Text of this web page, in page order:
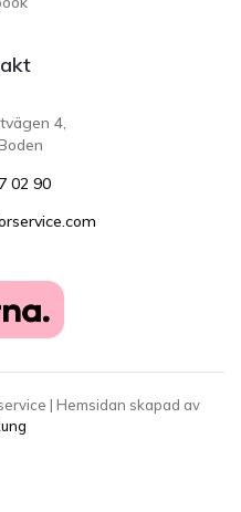
4,
02 90
| Hemsidan skapad av